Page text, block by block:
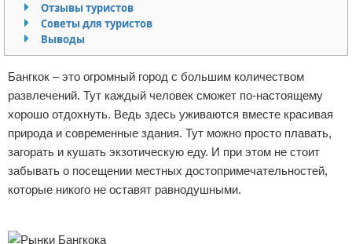
Уход за ногтями
Макияж
СПА процедуры
Парфюмерия
Прически
Разное
Уход за лицом
Отказ от ответственности
Отзывы туристов
Советы для туристов
Выводы
Бангкок – это огромный город с большим количеством
развлечений. Тут каждый человек сможет по-настоящему
хорошо отдохнуть. Ведь здесь уживаются вместе красивая
природа и современные здания. Тут можно просто плавать,
загорать и кушать экзотическую еду. И при этом не стоит
забывать о посещении местных достопримечательностей,
которые никого не оставят равнодушными.